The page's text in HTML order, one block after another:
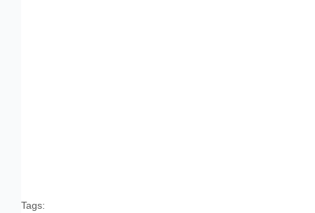
Tags: